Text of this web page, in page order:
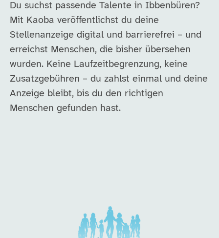
Du suchst passende Talente in Ibbenbüren?
Mit Kaoba veröffentlichst du deine
Stellenanzeige digital und barrierefrei – und
erreichst Menschen, die bisher übersehen
wurden. Keine Laufzeitbegrenzung, keine
Zusatzgebühren – du zahlst einmal und deine
Anzeige bleibt, bis du den richtigen
Menschen gefunden hast.
Unsere Arbeitgeber in